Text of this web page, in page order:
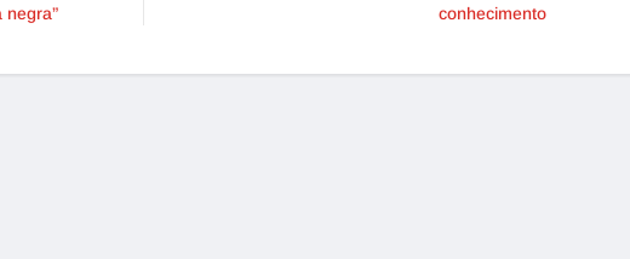
negra”
conhecimento